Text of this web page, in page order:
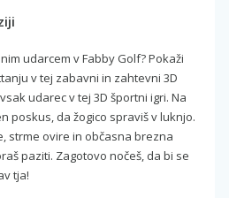
udarcem v Fabby Golf? Pokaži
v tej zabavni in zahtevni 3D
udarec v tej 3D športni igri. Na
poskus, da žogico spraviš v luknjo.
strme ovire in občasna brezna
paziti. Zagotovo nočeš, da bi se
tja!